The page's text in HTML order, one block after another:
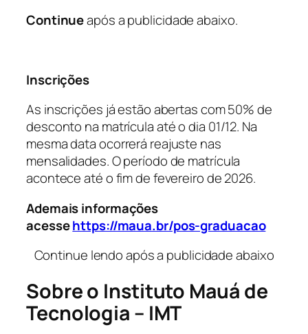
Continueapós a publicidade abaixo.
Inscrições
As inscrições já estão abertas com 50% de
desconto na matrícula até o dia 01/12. Na
mesma data ocorrerá reajuste nas
mensalidades. O período de matrícula
acontece até o fim de fevereiro de 2026.
Ademais informações
acessehttps://maua.br/pos-graduacao
Continue lendo após a publicidade abaixo
Sobre o Instituto Mauá de
Tecnologia – IMT